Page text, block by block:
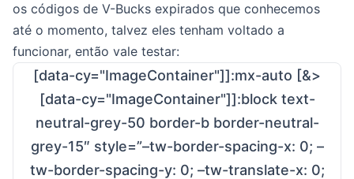
os códigos de V-Bucks expirados que conhecemos
até o momento, talvez eles tenham voltado a
funcionar, então vale testar:
[data-cy="ImageContainer"]]:mx-auto [&>
[data-cy="ImageContainer"]]:block text-
neutral-grey-50 border-b border-neutral-
grey-15″ style=”–tw-border-spacing-x: 0; –
tw-border-spacing-y: 0; –tw-translate-x: 0;